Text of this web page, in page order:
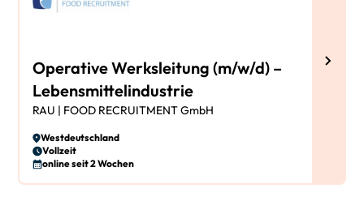
Operative Werksleitung (m/w/d) –
Lebensmittelindustrie
RAU | FOOD RECRUITMENT GmbH
Westdeutschland
Vollzeit
online seit 2 Wochen